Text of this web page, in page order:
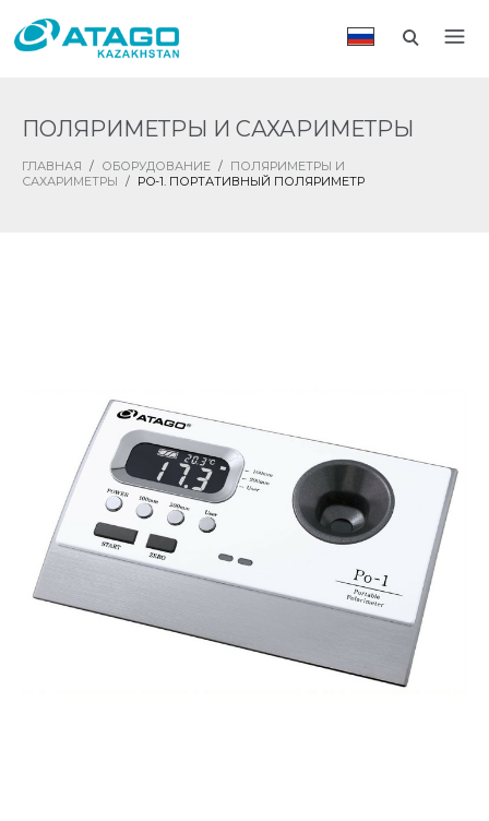
ПОЛЯРИМЕТРЫ И САХАРИМЕТРЫ
ГЛАВНАЯ / ОБОРУДОВАНИЕ / ПОЛЯРИМЕТРЫ И
САХАРИМЕТРЫ / PO-1. ПОРТАТИВНЫЙ ПОЛЯРИМЕТР